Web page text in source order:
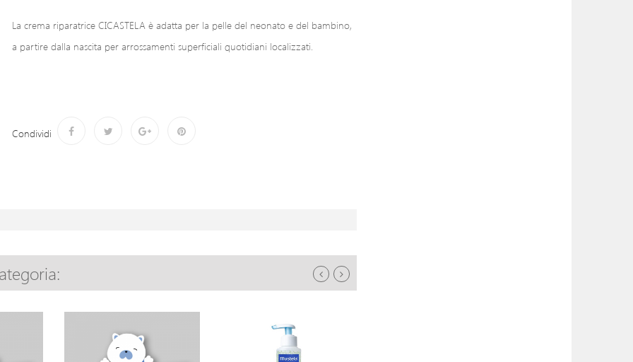
La crema riparatrice CICASTELA è adatta per la pelle del neonato e del bambino,
a partire dalla nascita per arrossamenti superficiali quotidiani localizzati.
Condividi